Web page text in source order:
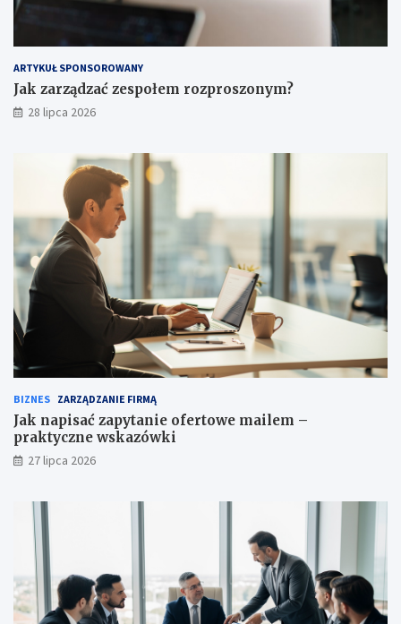
ARTYKUŁ SPONSOROWANY
Jak zarządzać zespołem rozproszonym?
28 lipca 2026
BIZNES ZARZĄDZANIE FIRMĄ
Jak napisać zapytanie ofertowe mailem –
praktyczne wskazówki
27 lipca 2026